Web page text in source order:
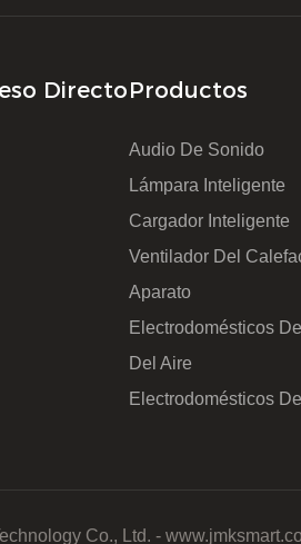
DirectoProductos
Audio De Sonido
Lámpara Inteligente
Cargador Inteligente
Ventilador Del
Aparato
Electrodomésticos
Del Aire
Electrodomésticos
Co., Ltd. -